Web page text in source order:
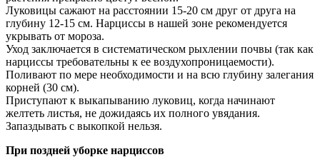
Луковицы сажают на расстоянии 15-20 см друг от друга на
глубину 12-15 см. Нарциссы в нашей зоне рекомендуется
укрывать от мороза.
Уход заключается в систематическом рыхлении почвы (так как
нарциссы требовательны к ее воздухопроницаемости).
Поливают по мере необходимости и на всю глубину залегания
корней (30 см).
Приступают к выкапыванию луковиц, когда начинают
желтеть листья, не дожидаясь их полного увядания.
Запаздывать с выкопкой нельзя.
При поздней уборке нарциссов